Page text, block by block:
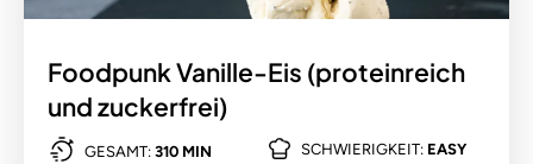
Foodpunk Vanille-Eis (proteinreich
und zuckerfrei)
GESAMT: 310 MIN SCHWIERIGKEIT: EASY